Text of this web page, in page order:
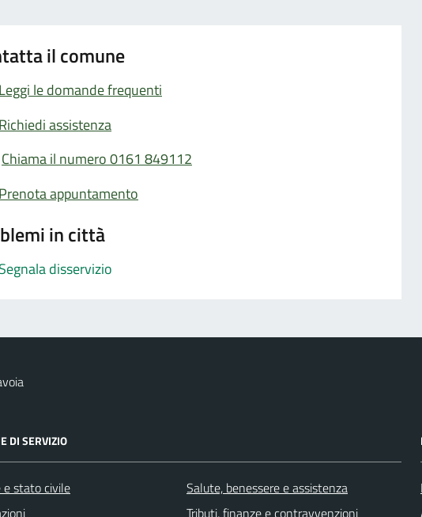
il comune
Leggi le domande frequenti
Richiedi assistenza
Chiama il numero 0161 849112
Prenota appuntamento
in città
Segnala disservizio
DI SERVIZIO
e stato civile
Salute, benessere e assistenza
Tributi, finanze e contravvenzioni